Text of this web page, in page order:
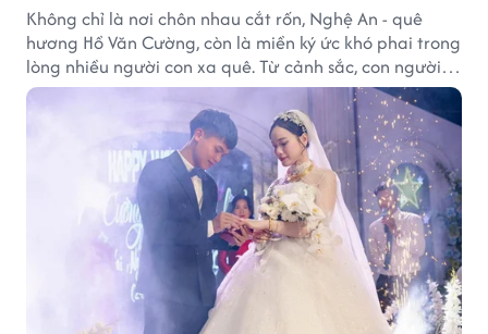
Không chỉ là nơi chôn nhau cắt rốn, Nghệ An - quê
hương Hồ Văn Cường, còn là miền ký ức khó phai trong
lòng nhiều người con xa quê. Từ cảnh sắc, con người
đến hương vị quê nhà, tất cả đều trở thành những
điều khiến họ luôn mong ngày trở về.